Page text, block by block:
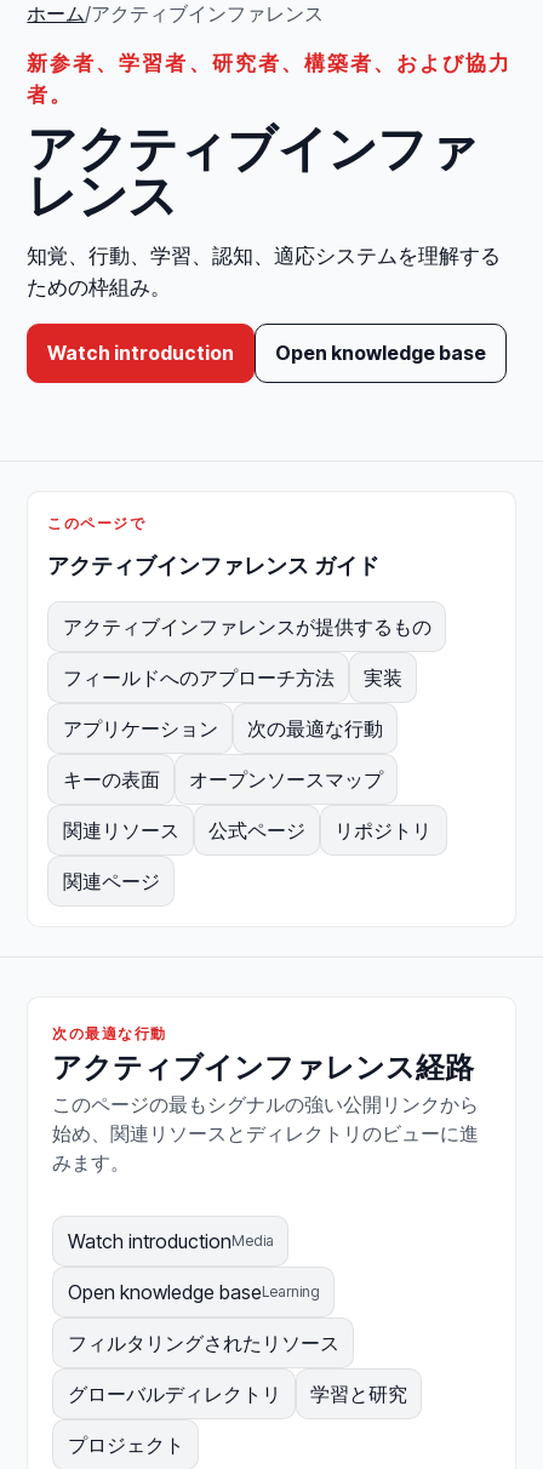
ホーム/アクティブインファレンス
新参者、学習者、研究者、構築者、および協力
者。
アクティブインファ
レンス
知覚、行動、学習、認知、適応システムを理解する
ための枠組み。
Watch introduction Open knowledge base
このページで
アクティブインファレンス ガイド
アクティブインファレンスが提供するもの
フィールドへのアプローチ方法 実装
アプリケーション 次の最適な行動
キーの表面 オープンソースマップ
関連リソース 公式ページ リポジトリ
関連ページ
次の最適な行動
アクティブインファレンス経路
このページの最もシグナルの強い公開リンクから
始め、関連リソースとディレクトリのビューに進
みます。
Watch introductionMedia
Open knowledge baseLearning
フィルタリングされたリソース
グローバルディレクトリ 学習と研究
プロジェクト